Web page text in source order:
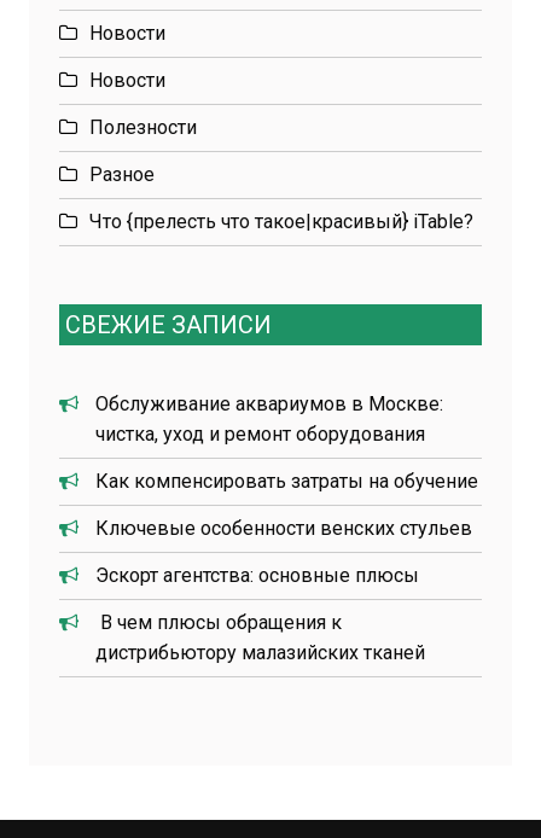
Новости
Новости
Полезности
Разное
Что {прелесть что такое|красивый} iTable?
СВЕЖИЕ ЗАПИСИ
Обслуживание аквариумов в Москве:
чистка, уход и ремонт оборудования
Как компенсировать затраты на обучение
Ключевые особенности венских стульев
Эскорт агентства: основные плюсы
В чем плюсы обращения к
дистрибьютору малазийских тканей